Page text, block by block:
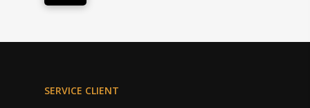
SERVICE CLIENT